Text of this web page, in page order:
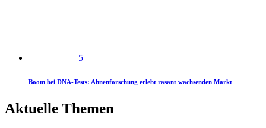
5
Boom bei DNA-Tests: Ahnenforschung erlebt rasant wachsenden Markt
Aktuelle Themen